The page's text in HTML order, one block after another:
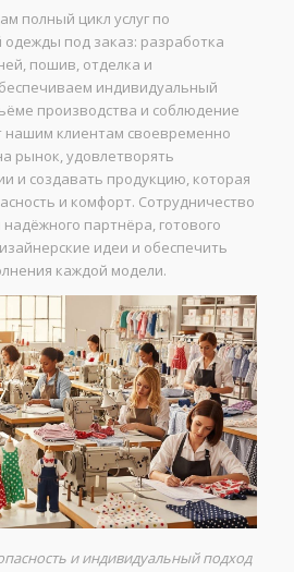
полный цикл услуг по
одежды под заказ: разработка
пошив, отделка и
индивидуальный
производства и соблюдение
нашим клиентам своевременно
рынок, удовлетворять
и создавать продукцию, которая
и комфорт. Сотрудничество
партнёра, готового
идеи и обеспечить
каждой модели.
и индивидуальный подход